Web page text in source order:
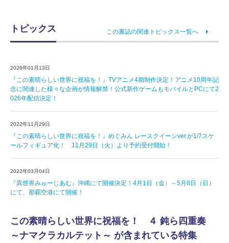
トピックス この書誌の関連トピックス一覧へ
2026年01月13日
『この素晴らしい世界に祝福を！』TVアニメ4期制作決定！アニメ10周年記
念に関連した様々な企画が情報解禁！公式新作ゲームもモバイルとPCにて2
026年配信決定！
2022年11月29日
『この素晴らしい世界に祝福を！』めぐみん レースクイーンver.が1/7スケ
ールフィギュア化！ 11月29日（火）より予約受付開始！
2022年03月04日
『異世界みゅーじあむ』沖縄にて開催決定！4月1日（金）～5月8日（日）
にて、那覇空港にて開催！
この素晴らしい世界に祝福を！ ４ 鈍ら四重奏
～ナマクラカルテット～ が含まれている特集